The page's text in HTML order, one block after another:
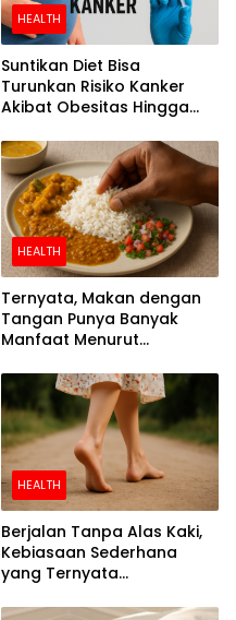
HEALTH
Suntikan Diet Bisa
Turunkan Risiko Kanker
Akibat Obesitas Hingga
HEALTH
Ternyata, Makan dengan
Tangan Punya Banyak
Manfaat Menurut
HEALTH
Berjalan Tanpa Alas Kaki,
Kebiasaan Sederhana
yang Ternyata